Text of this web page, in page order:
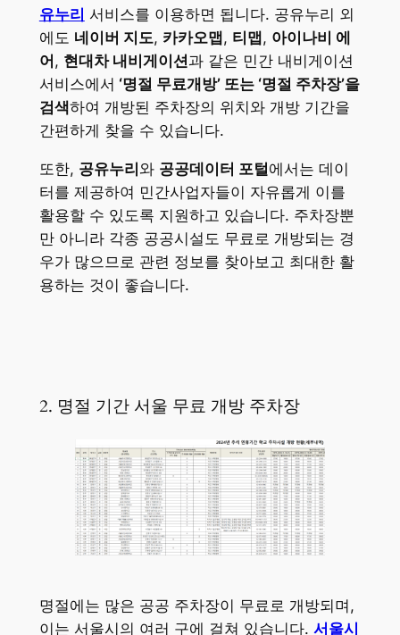
유누리 서비스를 이용하면 됩니다. 공유누리 외
에도 네이버 지도, 카카오맵 , 티맵 , 아이나비 에
어 , 현대차 내비게이션과 같은 민간 내비게이션
서비스에서 ‘명절 무료개방’ 또는 ‘명절 주차장’을
검색하여 개방된 주차장의 위치와 개방 기간을
간편하게 찾을 수 있습니다.
또한, 공유누리 와 공공데이터 포털에서는 데이
터를 제공하여 민간사업자들이 자유롭게 이를
활용할 수 있도록 지원하고 있습니다. 주차장뿐
만 아니라 각종 공공시설도 무료로 개방되는 경
우가 많으므로 관련 정보를 찾아보고 최대한 활
용하는 것이 좋습니다.
2. 명절 기간 서울 무료 개방 주차장
명절에는 많은 공공 주차장이 무료로 개방되며,
이는 서울시의 여러 구에 걸쳐 있습니다. 서울시